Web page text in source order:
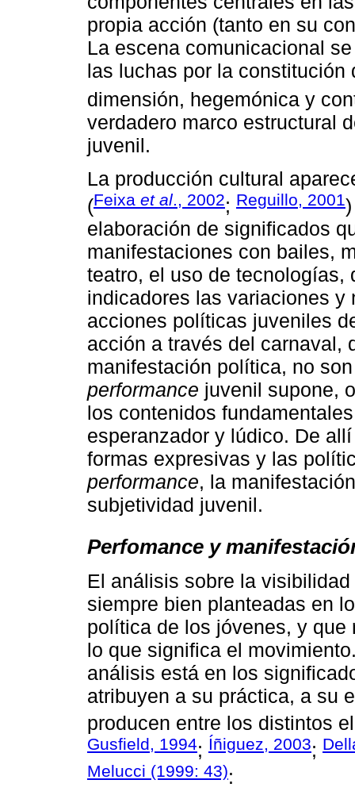
propia acción (tanto en su
La escena comunicacional
las luchas por la
dimensión, hegemónica y
verdadero marco estructural
juvenil.
La producción cultural
(Feixa et al., 2002; Reguillo, 2001
elaboración de significados
manifestaciones con bailes,
teatro, el uso de tecnologías,
indicadores las variaciones y
acciones políticas juveniles
acción a través del carnaval,
manifestación política, no
performance juvenil supone,
los contenidos
esperanzador y lúdico. De
formas expresivas y las
performance, la
subjetividad juvenil.
Perfomance y
El análisis sobre la
siempre bien planteadas en
política de los jóvenes, y que
lo que significa el
análisis está en los
atribuyen a su práctica, a su
producen entre los distintos
Gusfield, 1994; Íñiguez, 2003;
Melucci (1999: 43):